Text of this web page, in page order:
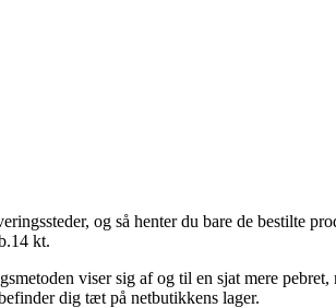
og så henter du bare de bestilte
kt.
viser sig af og til en sjat mere pebret,
dig tæt på netbutikkens lager.